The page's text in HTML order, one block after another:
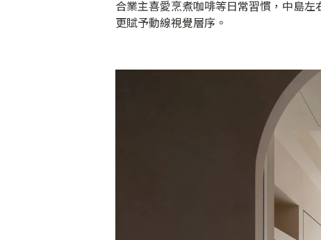
合業主喜愛烹煮咖啡等日常習慣，中島
更賦予動線視覺層序。